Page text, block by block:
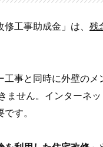
工事助成金」は、 残
事と同時に外壁の
せん。インターネ
す。